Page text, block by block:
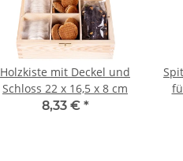
Holzkiste mit Deckel und
Schloss 22 x 16,5 x 8 cm
8,33 € *